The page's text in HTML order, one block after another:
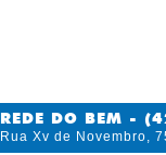
REDE DO BEM -
Rua Xv de Novembro,